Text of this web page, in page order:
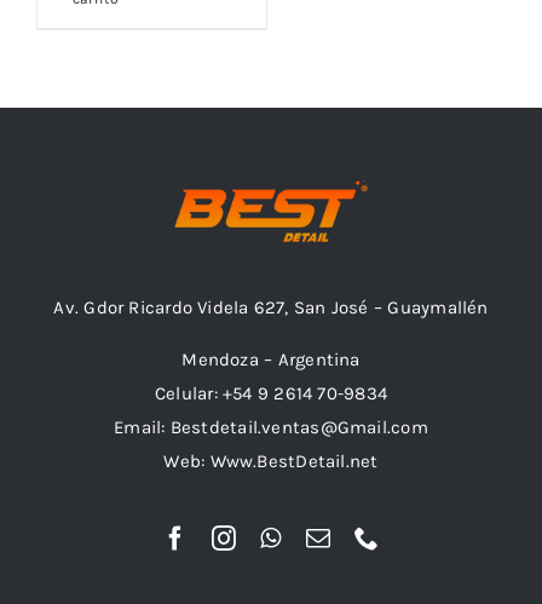
Av. Gdor Ricardo Videla 627, San José – Guaymallén
Mendoza – Argentina
Celular: +54 9 2614 70-9834
Email: Bestdetail.ventas@Gmail.com
Web: Www.BestDetail.net